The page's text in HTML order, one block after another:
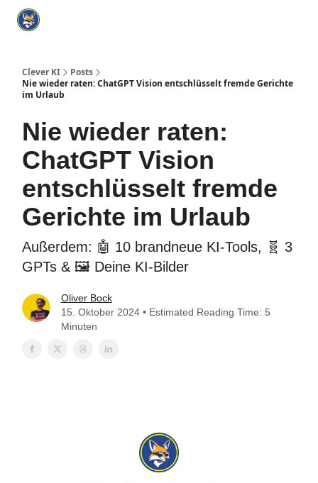
Clever KI
Posts
Nie wieder raten: ChatGPT Vision entschlüsselt fremde Gerichte
im Urlaub
Nie wieder raten:
ChatGPT Vision
entschlüsselt fremde
Gerichte im Urlaub
Außerdem: 🤖 10 brandneue KI-Tools, 🧬 3
GPTs & 🖼️ Deine KI-Bilder
Oliver Bock
15. Oktober 2024 • Estimated Reading Time: 5
Minuten